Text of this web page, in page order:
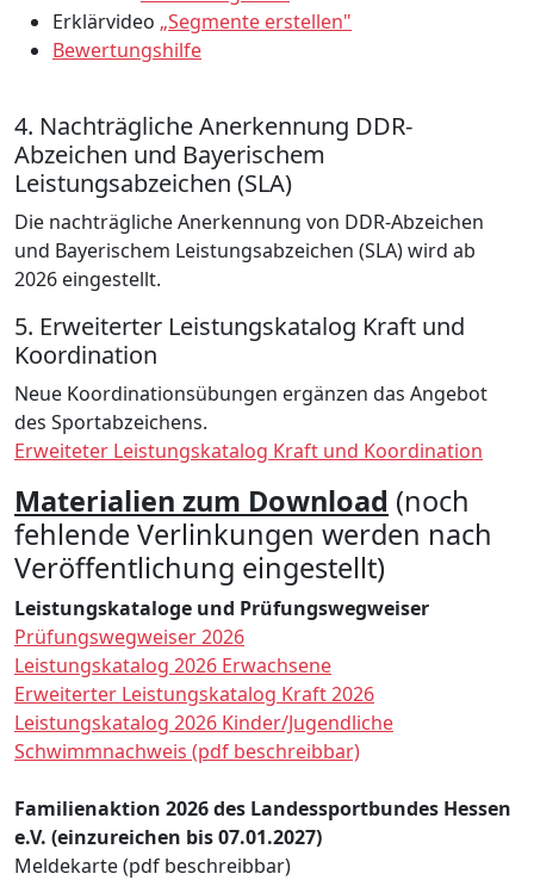
Erklärvideo „Segmente erstellen"
Bewertungshilfe
4. Nachträgliche Anerkennung DDR-
Abzeichen und Bayerischem
Leistungsabzeichen (SLA)
Die nachträgliche Anerkennung von DDR-Abzeichen
und Bayerischem Leistungsabzeichen (SLA) wird ab
2026 eingestellt.
5. Erweiterter Leistungskatalog Kraft und
Koordination
Neue Koordinationsübungen ergänzen das Angebot
des Sportabzeichens.
Erweiteter Leistungskatalog Kraft und Koordination
Materialien zum Download (noch
fehlende Verlinkungen werden nach
Veröffentlichung eingestellt)
Leistungskataloge und Prüfungswegweiser
Prüfungswegweiser 2026
Leistungskatalog 2026 Erwachsene
Erweiterter Leistungskatalog Kraft 2026
Leistungskatalog 2026 Kinder/Jugendliche
Schwimmnachweis (pdf beschreibbar)
Familienaktion 2026 des Landessportbundes Hessen
e.V. (einzureichen bis 07.01.2027)
Meldekarte (pdf beschreibbar)